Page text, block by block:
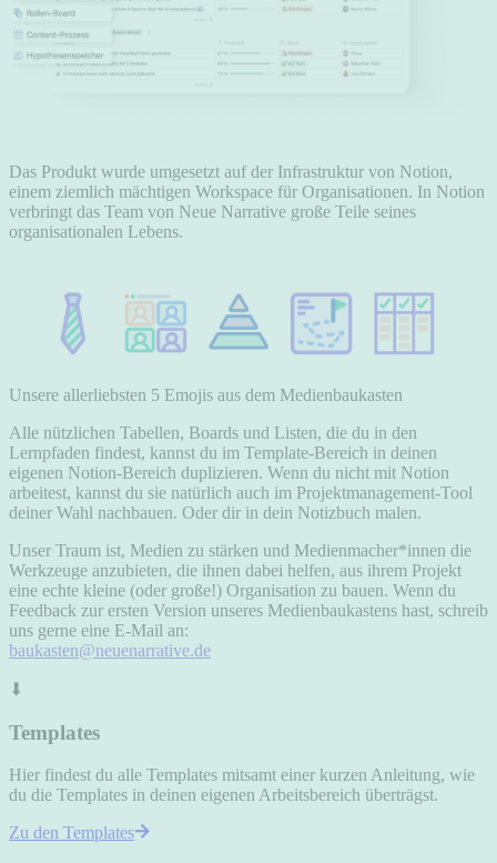
Das Produkt wurde umgesetzt auf der Infrastruktur von Notion,
einem ziemlich mächtigen Workspace für Organisationen. In Notion
verbringt das Team von Neue Narrative große Teile seines
organisationalen Lebens.
Unsere allerliebsten 5 Emojis aus dem Medienbaukasten
Alle nützlichen Tabellen, Boards und Listen, die du in den
Lernpfaden findest, kannst du im Template-Bereich in deinen
eigenen Notion-Bereich duplizieren. Wenn du nicht mit Notion
arbeitest, kannst du sie natürlich auch im Projektmanagement-Tool
deiner Wahl nachbauen. Oder dir in dein Notizbuch malen.
Unser Traum ist, Medien zu stärken und Medienmacher*innen die
Werkzeuge anzubieten, die ihnen dabei helfen, aus ihrem Projekt
eine echte kleine (oder große!) Organisation zu bauen. Wenn du
Feedback zur ersten Version unseres Medienbaukastens hast, schreib
uns gerne eine E-Mail an:
baukasten@neuenarrative.de
⬇
Templates
Hier findest du alle Templates mitsamt einer kurzen Anleitung, wie
du die Templates in deinen eigenen Arbeitsbereich überträgst.
Zu den Templates